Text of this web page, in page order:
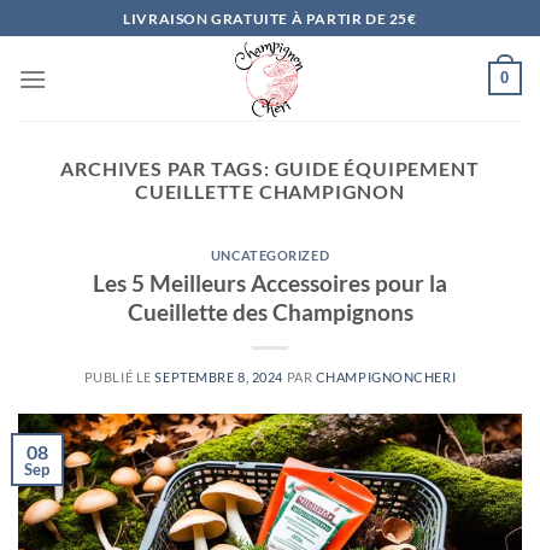
au
contenu
LIVRAISON GRATUITE À PARTIR DE 25€
0
ARCHIVES PAR TAGS: GUIDE ÉQUIPEMENT
CUEILLETTE CHAMPIGNON
UNCATEGORIZED
Les 5 Meilleurs Accessoires pour la
Cueillette des Champignons
PUBLIÉ LESEPTEMBRE 8, 2024 PAR CHAMPIGNONCHERI
08
Sep